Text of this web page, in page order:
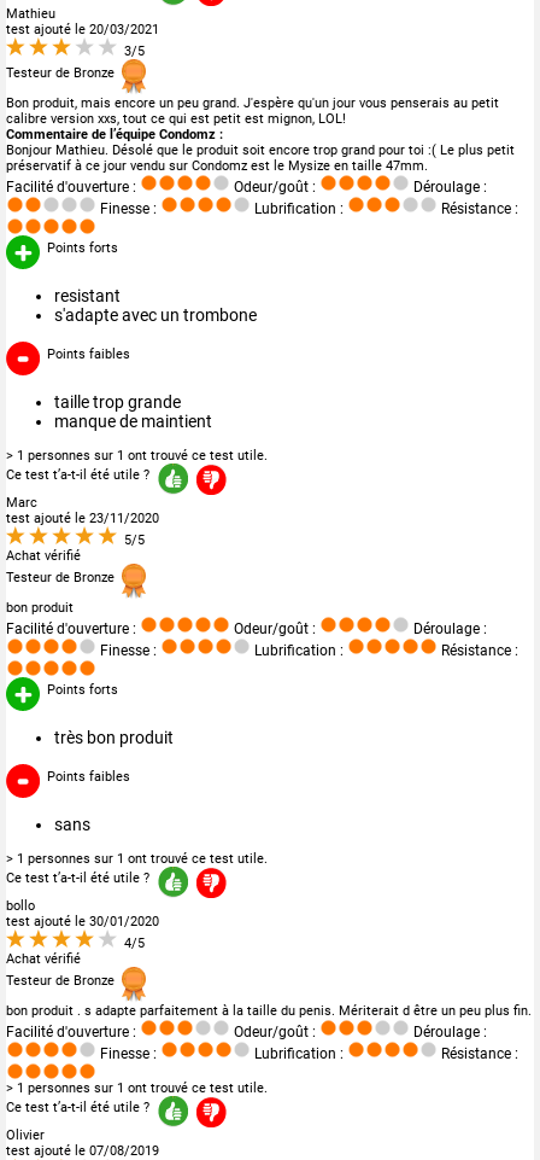
Mathieu
test ajouté le 20/03/2021
3/5
Testeur de Bronze
Bon produit, mais encore un peu grand. J'espère qu'un jour vous penserais au petit
calibre version xxs, tout ce qui est petit est mignon, LOL!
Commentaire de l’équipe Condomz :
Bonjour Mathieu. Désolé que le produit soit encore trop grand pour toi :( Le plus petit
préservatif à ce jour vendu sur Condomz est le Mysize en taille 47mm.
Facilité d'ouverture : Odeur/goût :
Déroulage :
Finesse :
Lubrification : Résistance :
Points forts
resistant
s'adapte avec un trombone
Points faibles
taille trop grande
manque de maintient
> 1 personnes sur 1 ont trouvé ce test utile.
Ce test t’a-t-il été utile ?
Marc
test ajouté le 23/11/2020
5/5
Achat vérifié
Testeur de Bronze
bon produit
Facilité d'ouverture : Odeur/goût :
Déroulage :
Finesse :
Lubrification : Résistance :
Points forts
très bon produit
Points faibles
sans
> 1 personnes sur 1 ont trouvé ce test utile.
Ce test t’a-t-il été utile ?
bollo
test ajouté le 30/01/2020
4/5
Achat vérifié
Testeur de Bronze
bon produit . s adapte parfaitement à la taille du penis. Mériterait d être un peu plus fin.
Facilité d'ouverture : Odeur/goût :
Déroulage :
Finesse :
Lubrification : Résistance :
> 1 personnes sur 1 ont trouvé ce test utile.
Ce test t’a-t-il été utile ?
Olivier
test ajouté le 07/08/2019